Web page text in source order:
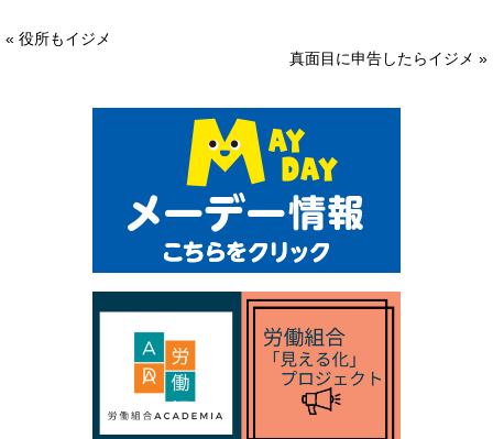
« 役所もイジメ
真面目に申告したらイジメ »